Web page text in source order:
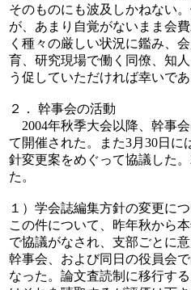
そのものにも波及しかねない
が、あまり自覚がないまま会
く種々の厳しい状況に鑑み、
育、研究現場で働く同僚、知
う促していただければ幸いであ
２． 幹事会の活動
2004年秋季大会以降、幹事
て開催された。また3月30日
針変更案をめぐって協議した
た。
１）学会誌編集方針の変更に
この件について、昨年秋から
で協議がなされ、支部ごとに
幹事会、および同日の役員会
なった。論文査読制に移行す